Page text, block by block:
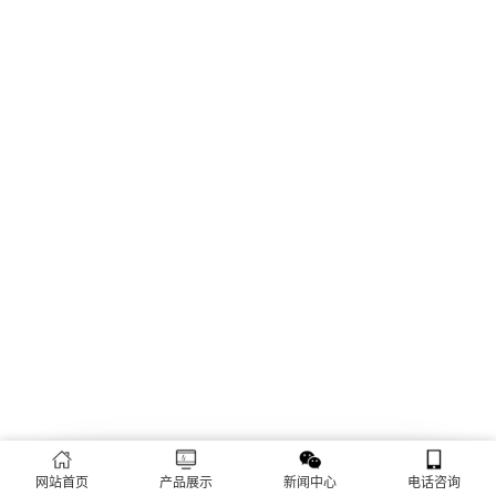
网站首页 产品展示 新闻中心 电话咨询
遇到问题？请给我们留言